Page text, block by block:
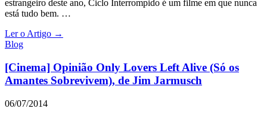
estrangeiro deste ano, Ciclo Interrompido é um filme em que nunca
está tudo bem. …
Ler o Artigo →
Blog
[Cinema] Opinião Only Lovers Left Alive (Só os
Amantes Sobrevivem), de Jim Jarmusch
06/07/2014